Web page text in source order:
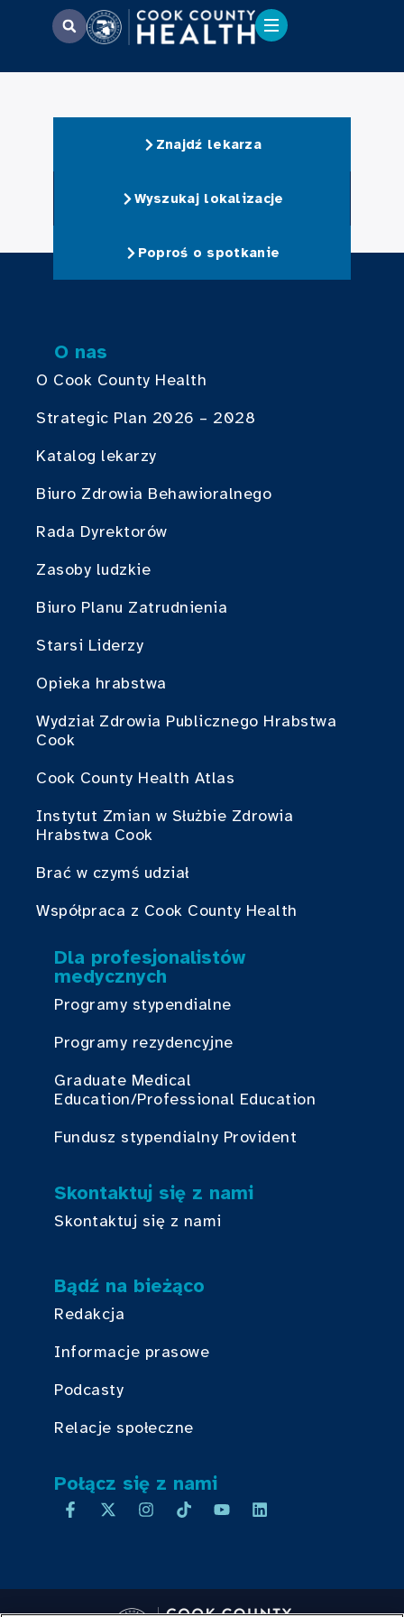
Znajdź lekarza
Wyszukaj lokalizacje
Poproś o spotkanie
O nas
O Cook County Health
Strategic Plan 2026 – 2028
Katalog lekarzy
Biuro Zdrowia Behawioralnego
Rada Dyrektorów
Zasoby ludzkie
Biuro Planu Zatrudnienia
Starsi Liderzy
Opieka hrabstwa
Wydział Zdrowia Publicznego Hrabstwa
Cook
Cook County Health Atlas
Instytut Zmian w Służbie Zdrowia
Hrabstwa Cook
Brać w czymś udział
Współpraca z Cook County Health
Dla profesjonalistów
medycznych
Programy stypendialne
Programy rezydencyjne
Graduate Medical
Education/Professional Education
Fundusz stypendialny Provident
Skontaktuj się z nami
Skontaktuj się z nami
Bądź na bieżąco
Redakcja
Informacje prasowe
Podcasty
Relacje społeczne
Połącz się z nami